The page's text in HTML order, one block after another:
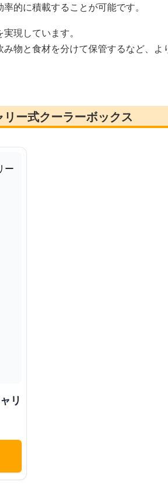
的に積載することが可能です。
現しています。
物と食材を分けて保管するなど、よ
ー式クーラーボックス
リ